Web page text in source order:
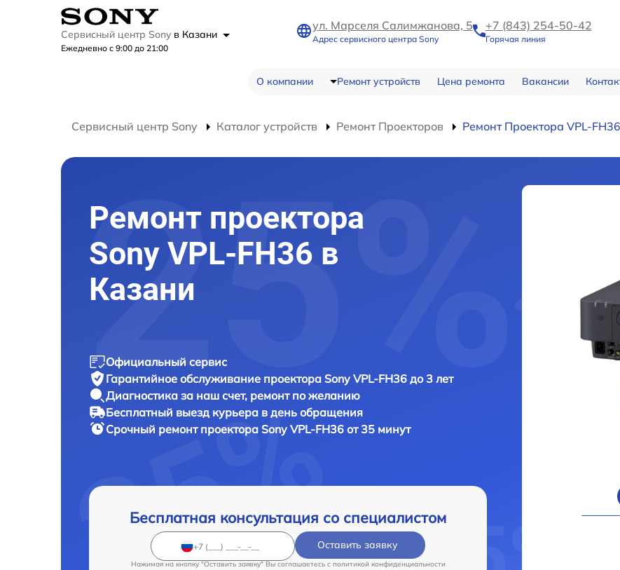
Сервисный центр Sony в Казани
Ежедневно с 9:00 до 21:00
ул. Марселя Салимжанова, 5
Адрес сервисного центра Sony
+7 (843) 254-50-42
Горячая линия
О компании Ремонт устройств Цена ремонта Вакансии
Сервисный центр Sony Каталог устройств Ремонт Проекторов Ремонт Проектора VPL-FH36
Ремонт проектора
Sony VPL-FH36 в
Казани
Официальный сервис
Гарантийное обслуживание проектора Sony VPL-FH36 до 3 лет
Диагностика за наш счет, ремонт по желанию
Бесплатный выезд курьера в день обращения
Срочный ремонт проектора Sony VPL-FH36 от 35 минут
Бесплатная консультация со специалистом
Оставить заявку
Нажимая на кнопку "Оставить заявку" Вы соглашаетесь c политикой конфиденциальности